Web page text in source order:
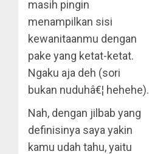
masih pingin
menampilkan sisi
kewanitaanmu dengan
pake yang ketat-ketat.
Ngaku aja deh (sori
bukan nuduhâ€¦ hehehe).
Nah, dengan jilbab yang
definisinya saya yakin
kamu udah tahu, yaitu